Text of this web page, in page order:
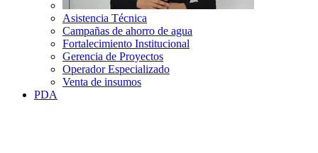
Asistencia Técnica
Campañas de ahorro de agua
Fortalecimiento Institucional
Gerencia de Proyectos
Operador Especializado
Venta de insumos
PDA